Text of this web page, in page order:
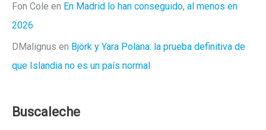
Fon Cole en En Madrid lo han conseguido, al menos en
2026
DMalignus en Björk y Yara Polana: la prueba definitiva de
que Islandia no es un país normal
Buscaleche